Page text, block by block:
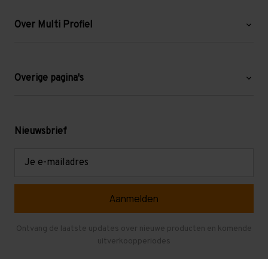
Over Multi Profiel
Blog
Levering en afhalen
Overige pagina's
Mezzanine
Gebruikte entresolvloeren
Nieuwsbrief
Ontvang de laatste updates over nieuwe producten en komende
uitverkoopperiodes